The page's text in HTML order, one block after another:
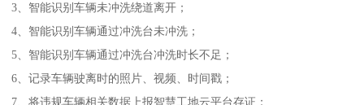
3、智能识别车辆未冲洗绕道离开；
4、智能识别车辆通过冲洗台未冲洗；
5、智能识别车辆通过冲洗台冲洗时长不足；
6、记录车辆驶离时的照片、视频、时间戳；
7、将违规车辆相关数据上报智慧工地云平台存证；